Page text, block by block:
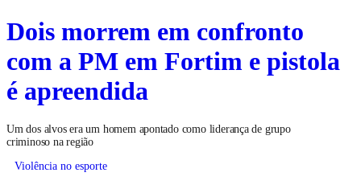
Dois morrem em confronto
com a PM em Fortim e pistola
é apreendida
Um dos alvos era um homem apontado como liderança de grupo
criminoso na região
Violência no esporte